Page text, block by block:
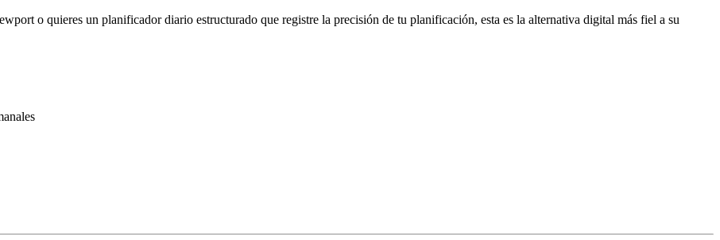
o quieres un planificador diario estructurado que registre la precisión de tu planificación, esta es la alternativa digital más fiel a su